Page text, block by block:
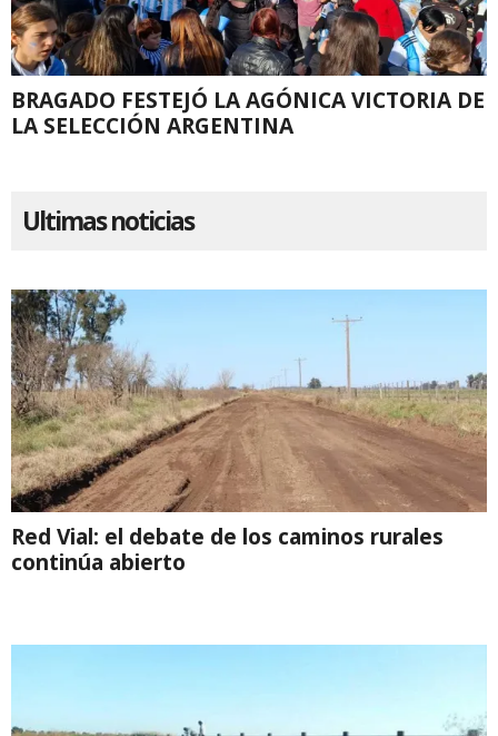
BRAGADO FESTEJÓ LA AGÓNICA VICTORIA DE
LA SELECCIÓN ARGENTINA
Ultimas noticias
Red Vial: el debate de los caminos rurales
continúa abierto